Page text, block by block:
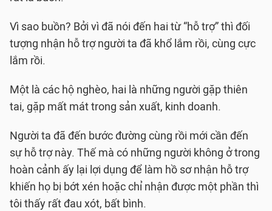
Vì sao buồn? Bởi vì đã nói đến hai từ “hỗ trợ” thì đối
tượng nhận hỗ trợ người ta đã khổ lắm rồi, cùng cực
lắm rồi.
Một là các hộ nghèo, hai là những người gặp thiên
tai, gặp mất mát trong sản xuất, kinh doanh.
Người ta đã đến bước đường cùng rồi mới cần đến
sự hỗ trợ này. Thế mà có những người không ở trong
hoàn cảnh ấy lại lợi dụng để làm hồ sơ nhận hỗ trợ
khiến họ bị bớt xén hoặc chỉ nhận được một phần thì
tôi thấy rất đau xót, bất bình.